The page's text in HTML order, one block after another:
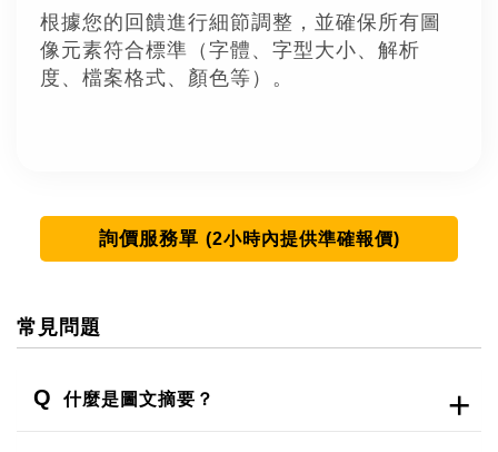
根據您的回饋進行細節調整，並確保所有圖
像元素符合標準（字體、字型大小、解析
度、檔案格式、顏色等）。
詢價服務單 (2小時內提供準確報價)
常見問題
什麼是圖文摘要？